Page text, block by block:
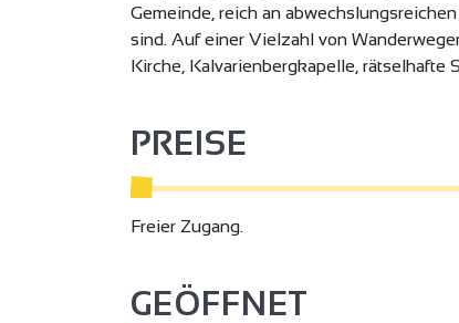
Gemeinde, reich an
sind. Auf einer Vielzahl von
Kirche, Kalvarienbergkapelle, rätselhafte
PREISE
Freier Zugang.
GEÖFFNET